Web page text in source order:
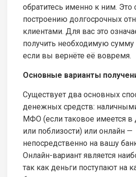
обратитесь именно к ним. Это
построению долгосрочных
клиентами. Для вас это
получить необходимую сумму
если вы вернёте её вовремя.
Основные варианты
Существует два основных
денежных средств:
МФО (если таковое имеется
или поблизости) или онлайн —
непосредственно на вашу
Онлайн-вариант является
так как деньги поступают на